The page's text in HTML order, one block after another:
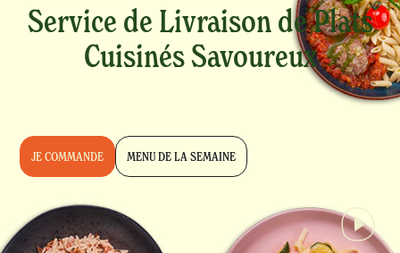
Service de Livraison de Plats
Cuisinés Savoureux
JE COMMANDE MENU DE LA SEMAINE